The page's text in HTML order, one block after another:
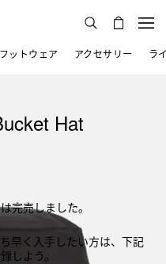
フットウェア アクセサリー ラ
Hat
完売しました。
早く入手したい方は、下記
しよう。